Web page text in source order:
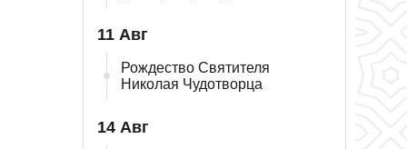
11 Авг
Рождество Святителя
Николая Чудотворца
14 Авг